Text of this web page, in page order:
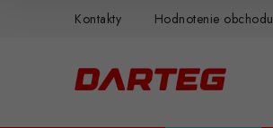
Kontakty Hodnotenie obchodu